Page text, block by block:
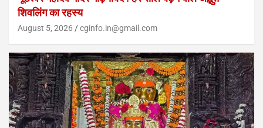
शिवलिंग का रहस्य
August 5, 2026 cginfo.in@gmail.com